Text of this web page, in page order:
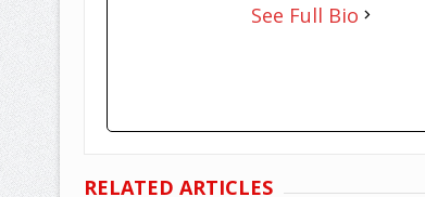
See Full Bio
RELATED ARTICLES